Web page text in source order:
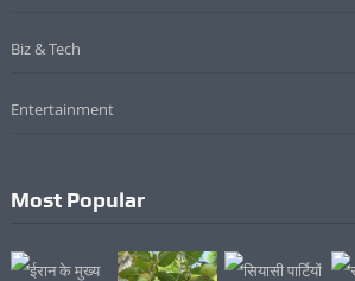
Biz & Tech
Entertainment
Most Popular